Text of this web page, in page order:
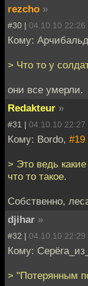
rezcho »
#30 | 04.10.10 22:26
Кому:
> Что то у
они все умерли.
Redakteur »
#31 | 04.10.10 22:27
Кому: Bordo, #19
> Это ведь
что то такое.
Собственно,
djihar »
#32 | 04.10.10 22:29
Кому:
> "Потерянным